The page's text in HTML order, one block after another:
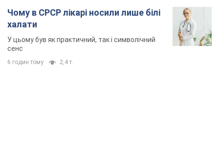
Чому в СРСР лікарі носили лише білі
халати
У цьому був як практичний, так і символічний
сенс
6 годин тому 2,4 т.